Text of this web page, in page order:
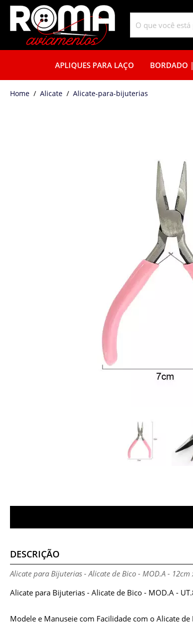
APLIQUES PARA LAÇO BORDADO
home Alicate alicate-para-bijuterias
DESCRIÇÃO
Alicate para Bijuterias - Alicate de Bico - MOD.A - 12cm
Alicate para Bijuterias - Alicate de Bico - MOD.A -
Modele e Manuseie com Facilidade com o Alicate